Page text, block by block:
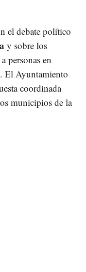
el debate político
y sobre los
personas en
El Ayuntamiento
coordinada
municipios de la